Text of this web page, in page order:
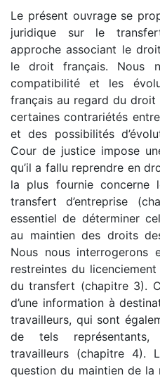
Le présent ouvrage se
juridique sur le
approche associant le
le droit français. Nous
compatibilité et les
français au regard du droit
certaines contrariétés
et des possibilités
Cour de justice impose
qu’il a fallu reprendre en
la plus fournie concerne
transfert d’entreprise
essentiel de déterminer
au maintien des droits
Nous nous interrogerons
restreintes du
du transfert (chapitre 3).
d’une information à
travailleurs, qui sont
de tels représentants,
travailleurs (chapitre 4).
question du maintien de la